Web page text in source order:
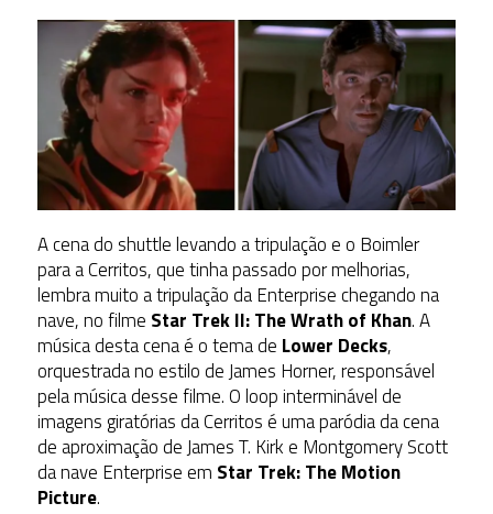
A cena do shuttle levando a tripulação e o Boimler
para a Cerritos, que tinha passado por melhorias,
lembra muito a tripulação da Enterprise chegando na
nave, no filme Star Trek II: The Wrath of Khan. A
música desta cena é o tema de Lower Decks,
orquestrada no estilo de James Horner, responsável
pela música desse filme. O loop interminável de
imagens giratórias da Cerritos é uma paródia da cena
de aproximação de James T. Kirk e Montgomery Scott
da nave Enterprise em Star Trek: The Motion
Picture.